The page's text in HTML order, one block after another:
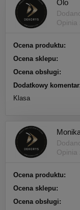
Olo
Opinia
Ocena produktu:
Ocena sklepu:
Ocena obsługi:
Dodatkowy
Klasa
Opinia
Ocena produktu:
Ocena sklepu:
Ocena obsługi: